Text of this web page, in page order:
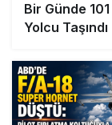
Bir Günde
Yolcu Taşındı